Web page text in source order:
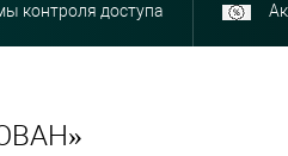
контроля доступа